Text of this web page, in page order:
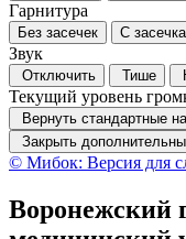
Гарнитура
Без засечек С
Звук
Отключить Тише
Текущий уровень
Вернуть стандартные
Закрыть
© Мибок: Версия для
Воронежский